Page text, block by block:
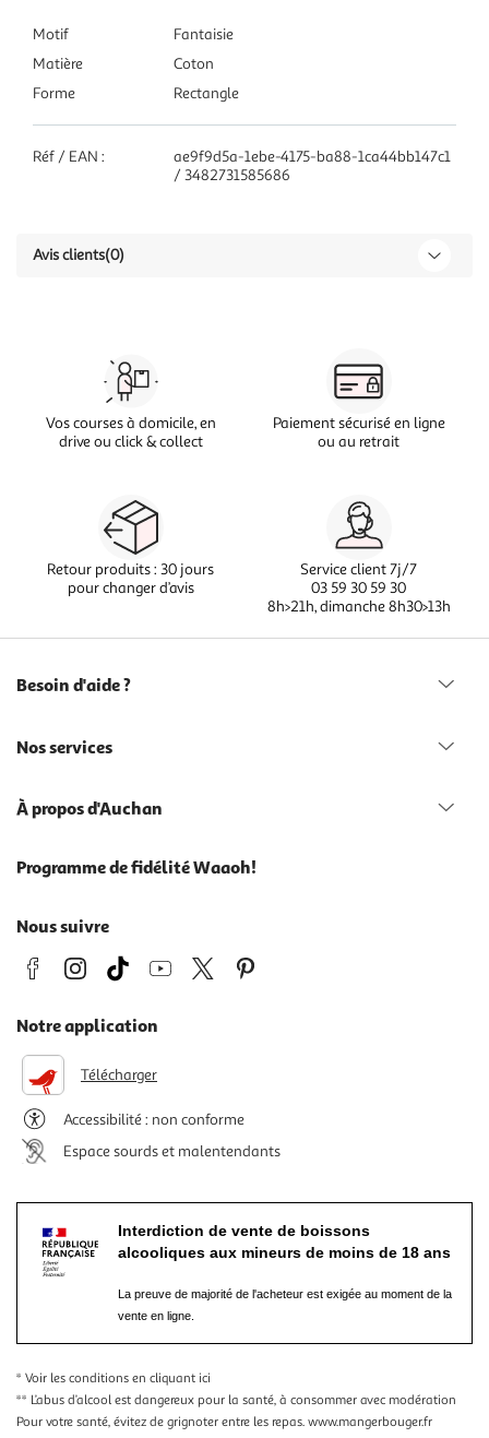
Motif
Fantaisie
Matière
Coton
Forme
Rectangle
Réf / EAN :
ae9f9d5a-1ebe-4175-ba88-1ca44bb147c1
/ 3482731585686
Avis clients(0)
Vos courses à domicile, en
drive ou click & collect
Paiement sécurisé en ligne
ou au retrait
Retour produits : 30 jours
pour changer d’avis
Service client 7j/7
03 59 30 59 30
8h>21h, dimanche 8h30>13h
Besoin d'aide ?
Nos services
À propos d'Auchan
Programme de fidélité Waaoh!
Nous suivre
Notre application
Télécharger
Accessibilité : non conforme
Espace sourds et malentendants
Interdiction de vente de boissons
alcooliques aux mineurs de moins de 18 ans
La preuve de majorité de l'acheteur est exigée au moment de la
vente en ligne.
* Voir les conditions en cliquant ici
** L’abus d’alcool est dangereux pour la santé, à consommer avec modération
Pour votre santé, évitez de grignoter entre les repas. www.mangerbouger.fr